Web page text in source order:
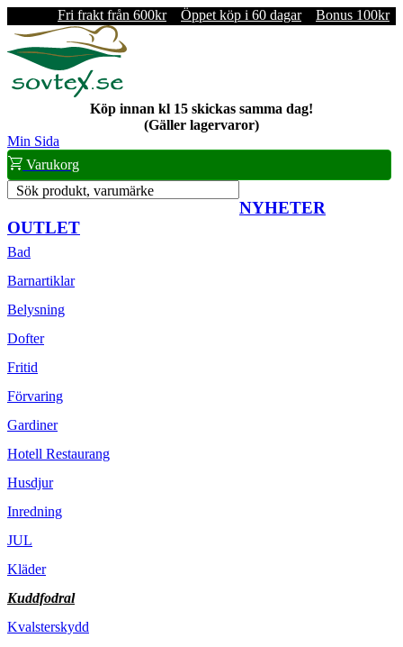
Fri frakt från 600kr Öppet köp i 60 dagar Bonus 100kr
Köp innan kl 15 skickas samma dag!
(Gäller lagervaror)
Min Sida
Varukorg
Sök produkt, varumärke
NYHETER
OUTLET
Bad
Barnartiklar
Belysning
Dofter
Fritid
Förvaring
Gardiner
Hotell Restaurang
Husdjur
Inredning
JUL
Kläder
Kuddfodral
Kvalsterskydd